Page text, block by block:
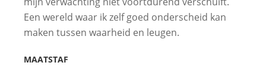
Een wereld waar ik zelf goed onderscheid kan
maken tussen waarheid en leugen.
MAATSTAF